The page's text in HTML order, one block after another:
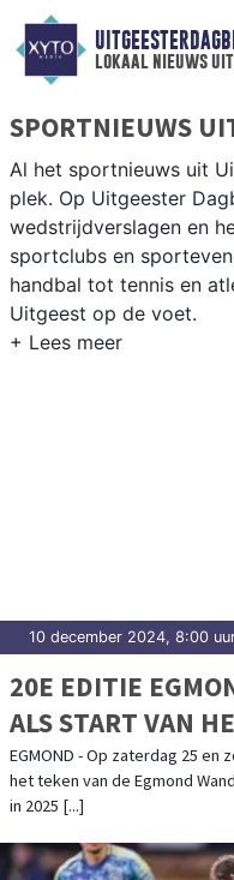
lokaal nieuws
SPORTNIEUWS
Al het sportnieuws uit
plek. Op Uitgeester
wedstrijdverslagen en
sportclubs en
handbal tot tennis en
Uitgeest op de voet.
10 december 2024, 8:00
20E EDITIE
ALS START VAN
WANDELJAAR
EGMOND - Op zaterdag 25 en
het teken van de Egmond
in 2025 [...]